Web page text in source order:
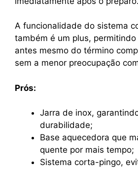
A funcionalidade do sistema
também é um plus,
antes mesmo do término
sem a menor preocupação
Prós:
Jarra de inox,
durabilidade;
Base aquecedora que
quente por mais tempo;
Sistema corta-pingo,